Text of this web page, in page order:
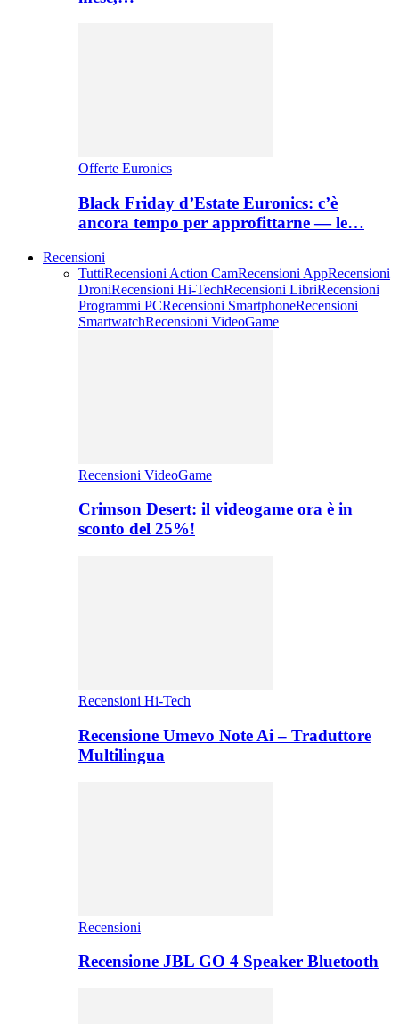
Offerte Euronics
Black Friday d’Estate Euronics: c’è
ancora tempo per approfittarne — le…
Recensioni
TuttiRecensioni Action CamRecensioni AppRecensioni
DroniRecensioni Hi-TechRecensioni LibriRecensioni
Programmi PCRecensioni SmartphoneRecensioni
SmartwatchRecensioni VideoGame
Recensioni VideoGame
Crimson Desert: il videogame ora è in
sconto del 25%!
Recensioni Hi-Tech
Recensione Umevo Note Ai – Traduttore
Multilingua
Recensioni
Recensione JBL GO 4 Speaker Bluetooth